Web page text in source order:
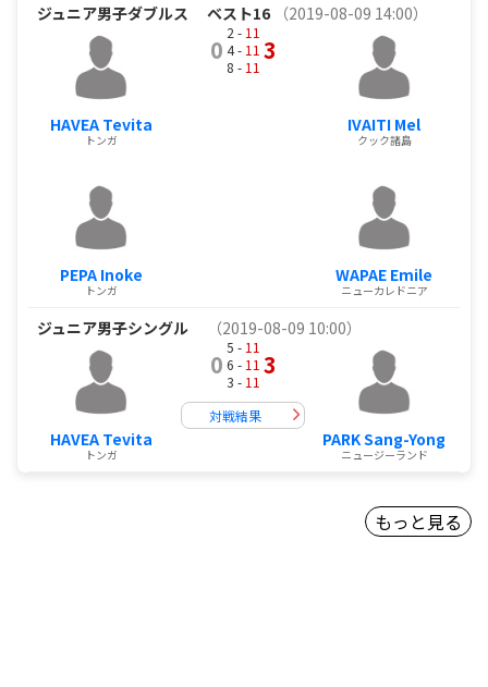
ジュニア男子ダブルス ベスト16 （2019-08-09 14:00）
HAVEA Tevita
トンガ
PEPA Inoke
トンガ
0
2 - 11
4 - 11
8 - 11
3
IVAITI Mel
クック諸島
WAPAE Emile
ニューカレドニア
ジュニア男子シングル （2019-08-09 10:00）
HAVEA Tevita
トンガ
0
5 - 11
6 - 11
3 - 11
3
対戦結果
PARK Sang-Yong
ニュージーランド
もっと見る